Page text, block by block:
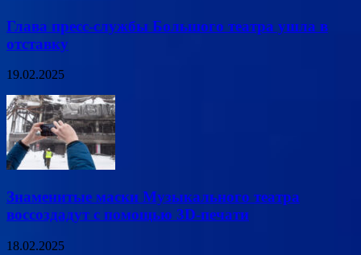
Глава пресс-службы Большого театра ушла в
отставку
19.02.2025
Знаменитые маски Музыкального театра
воссоздадут с помощью 3D-печати
18.02.2025